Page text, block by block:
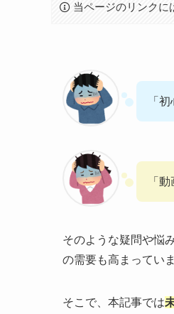
当ページのリンクに
「
「
そのような疑問や悩
の需要も高まっていま
そこで、本記事では